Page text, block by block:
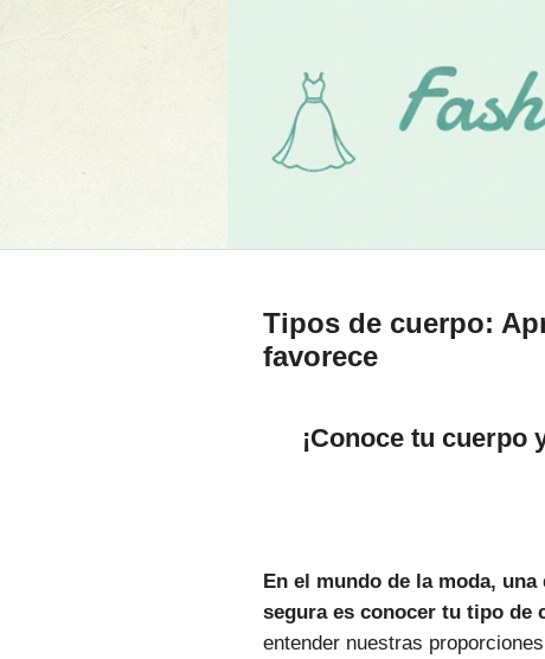
Tipos de cuerpo:
favorece
¡Conoce tu cuerpo
En el mundo de la moda,
segura es conocer tu tipo de
entender nuestras